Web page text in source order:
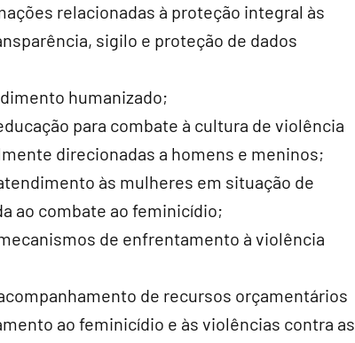
relacionadas à proteção integral às
sigilo e proteção de dados
humanizado;
para combate à cultura de violência
direcionadas a homens e meninos;
às mulheres em situação de
ao combate ao feminicídio;
de enfrentamento à violência
de recursos orçamentários
ao feminicídio e às violências contra as